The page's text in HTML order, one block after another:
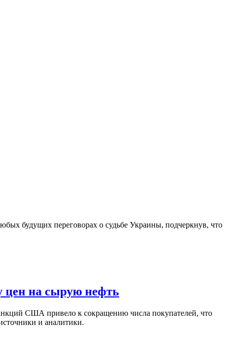
будущих переговорах о судьбе Украины, подчеркнув, что
цен на сырую нефть
США привело к сокращению числа покупателей, что
и аналитики.